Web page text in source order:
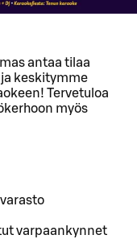
antaa tilaa
keskitymme
Tervetuloa
myös
varpaankynnet